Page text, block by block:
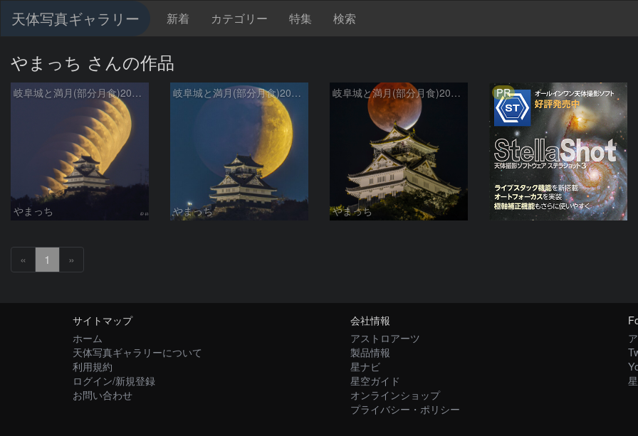
天体写真ギャラリー 新着 カテゴリー 特集 検索
やまっち さんの作品
岐阜城と満月(部分月食)2021/11/19
やまっち
岐阜城と満月(部分月食)2021/11/19
やまっち
岐阜城と満月(部分月食)2021/11/19
やまっち
PR
« 1 »
サイトマップ
ホーム
天体写真ギャラリーについて
利用規約
ログイン/新規登録
お問い合わせ
会社情報
アストロアーツ
製品情報
星ナビ
星空ガイド
オンラインショップ
プライバシー・ポリシー